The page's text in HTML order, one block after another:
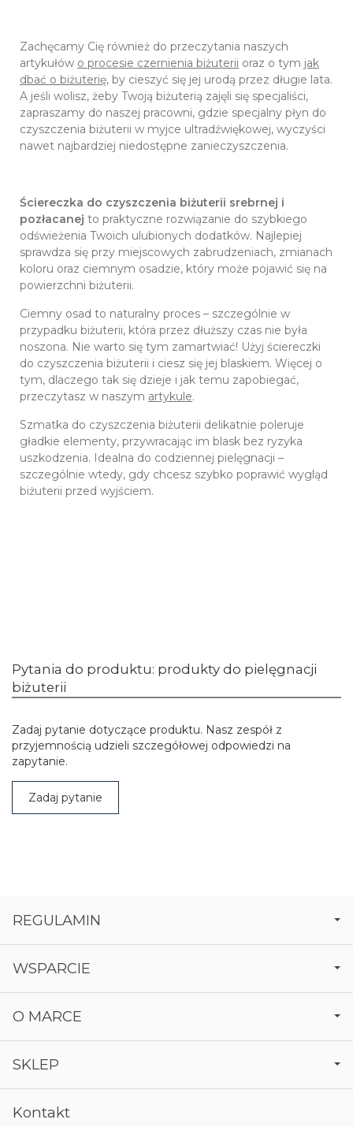
Zachęcamy Cię również do przeczytania naszych
artykułów o procesie czernienia biżuterii oraz o tym jak
dbać o biżuterię, by cieszyć się jej urodą przez długie lata.
A jeśli wolisz, żeby Twoją biżuterią zajęli się specjaliści,
zapraszamy do naszej pracowni, gdzie specjalny płyn do
czyszczenia biżuterii w myjce ultradźwiękowej, wyczyści
nawet najbardziej niedostępne zanieczyszczenia.
Ściereczka do czyszczenia biżuterii srebrnej i
pozłacanej to praktyczne rozwiązanie do szybkiego
odświeżenia Twoich ulubionych dodatków. Najlepiej
sprawdza się przy miejscowych zabrudzeniach, zmianach
koloru oraz ciemnym osadzie, który może pojawić się na
powierzchni biżuterii.
Ciemny osad to naturalny proces – szczególnie w
przypadku biżuterii, która przez dłuższy czas nie była
noszona. Nie warto się tym zamartwiać! Użyj ściereczki
do czyszczenia biżuterii i ciesz się jej blaskiem. Więcej o
tym, dlaczego tak się dzieje i jak temu zapobiegać,
przeczytasz w naszym artykule.
Szmatka do czyszczenia biżuterii delikatnie poleruje
gładkie elementy, przywracając im blask bez ryzyka
uszkodzenia. Idealna do codziennej pielęgnacji –
szczególnie wtedy, gdy chcesz szybko poprawić wygląd
biżuterii przed wyjściem.
Pytania do produktu: produkty do pielęgnacji
biżuterii
Zadaj pytanie dotyczące produktu. Nasz zespół z
przyjemnością udzieli szczegółowej odpowiedzi na
zapytanie.
Zadaj pytanie
REGULAMIN
WSPARCIE
O MARCE
SKLEP
Kontakt